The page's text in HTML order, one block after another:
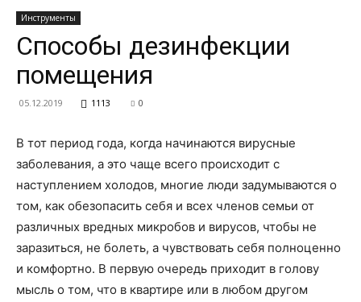
все
о
нем
Инструменты
Способы дезинфекции
помещения
05.12.2019 1113 0
В тот период года, когда начинаются вирусные
заболевания, а это чаще всего происходит с
наступлением холодов, многие люди задумываются о
том, как обезопасить себя и всех членов семьи от
различных вредных микробов и вирусов, чтобы не
заразиться, не болеть, а чувствовать себя полноценно
и комфортно. В первую очередь приходит в голову
мысль о том, что в квартире или в любом другом